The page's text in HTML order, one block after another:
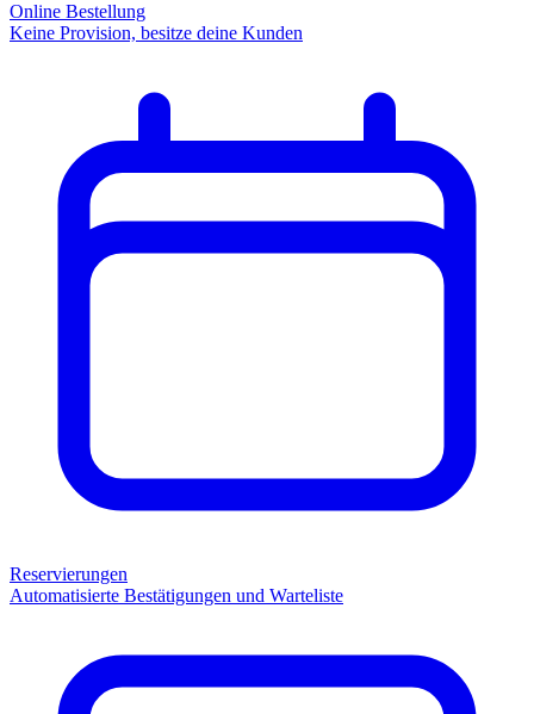
Online Bestellung
Keine Provision, besitze deine Kunden
Reservierungen
Automatisierte Bestätigungen und Warteliste